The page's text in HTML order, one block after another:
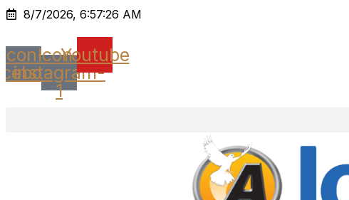
Ir
o
conteúdo
8/7/2026, 6:57:26 AM
Icon-Icon-
instagram-
1
Youtube